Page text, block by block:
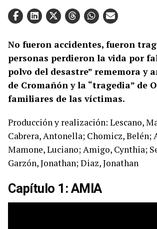
No fueron accidentes, fueron
personas perdieron la vida por
polvo del desastre” rememora y
de Cromañón y la “tragedia” de
familiares de las víctimas.
Producción y realización: Lescano,
Cabrera, Antonella; Chomicz, Belén;
Mamone, Luciano; Amigo, Cynthia;
Garzón, Jonathan; Diaz, Jonathan
Capítulo 1: AMIA